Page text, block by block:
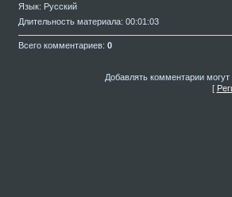
Язык: Русский
Длительность материала: 00:01:03
Всего комментариев: 0
Добавлять комментарии могут
[